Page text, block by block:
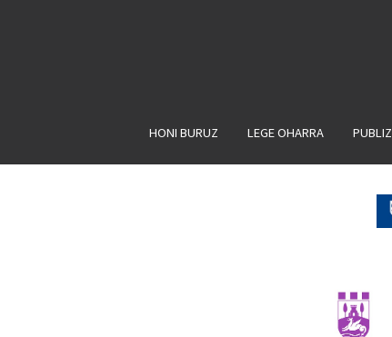
HONI BURUZ LEGE OHARRA